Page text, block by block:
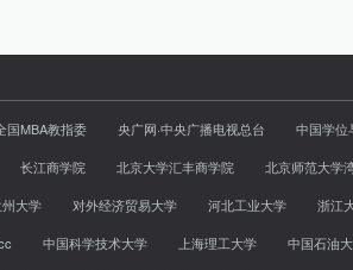
国MBA教指委 央广网·中央广播电视总台
中国学位
长江商学院 北京大学汇丰商学院
北京师范大学
州大学 对外经济贸易大学 河北工业大学
浙江
中国科学技术大学 上海理工大学
中国石油